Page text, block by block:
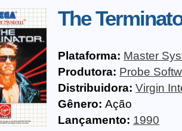
The
Plataforma: Master
Produtora: Probe
Distribuidora: Virgin
Gênero: Ação
Lançamento: 1990